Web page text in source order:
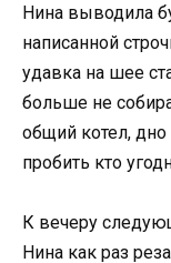
Нина выводила
написанной
удавка на шее
больше не
общий котел, дно
пробить кто
К вечеру
Нина как раз